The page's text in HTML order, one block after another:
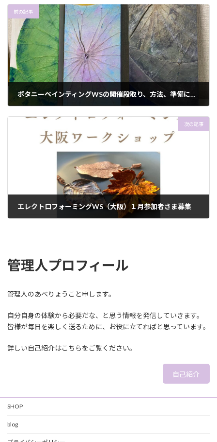
前の記事
ボタニーペインティングWSの開催段取り、方法、準備について
次の記事
エレクトロフォーミングWS（大阪）１月参加者さま募集
管理人プロフィール
管理人のあべりょうこと申します。
自分自身の体験から必要だな、と思う情報を発信していきます。
皆様が毎日を楽しく送るために、お役に立てればと思っています。
詳しい自己紹介はこちらをご覧ください。
自己紹介
SHOP
blog